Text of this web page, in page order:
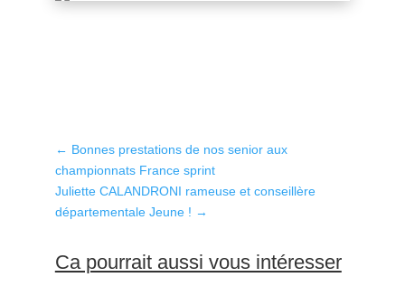
← Bonnes prestations de nos senior aux
championnats France sprint
Juliette CALANDRONI rameuse et conseillère
départementale Jeune ! →
Ca pourrait aussi vous intéresser